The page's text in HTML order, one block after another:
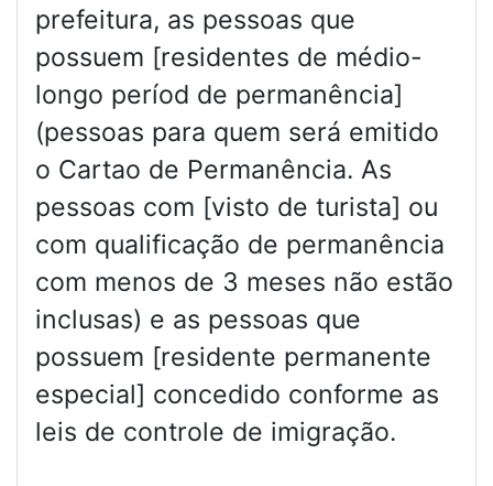
prefeitura, as pessoas que
possuem [residentes de médio-
longo períod de permanência]
(pessoas para quem será emitido
o Cartao de Permanência. As
pessoas com [visto de turista] ou
com qualificação de permanência
com menos de 3 meses não estão
inclusas) e as pessoas que
possuem [residente permanente
especial] concedido conforme as
leis de controle de imigração.